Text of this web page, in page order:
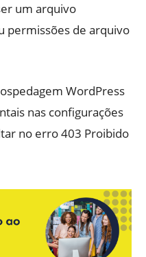
um arquivo
permissões de arquivo
WordPress
nas configurações
no erro 403 Proibido